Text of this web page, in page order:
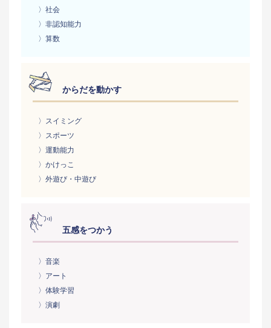
〉社会
〉非認知能力
〉算数
からだを動かす
〉スイミング
〉スポーツ
〉運動能力
〉かけっこ
〉外遊び・中遊び
五感をつかう
〉音楽
〉アート
〉体験学習
〉演劇